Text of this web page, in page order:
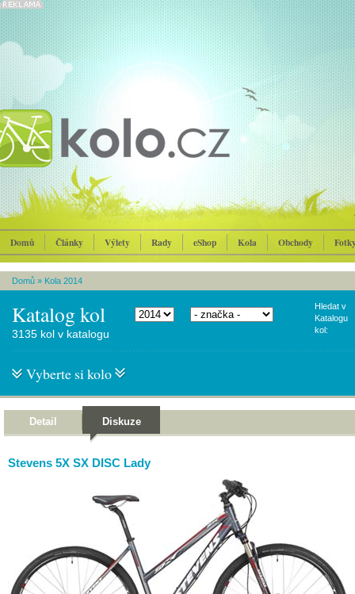
Domů Články Výlety Rady eShop Kola Obchody
Domů » Kola 2014
Katalog kol
Hledat v
Katalogu
kol:
3135 kol v katalogu
Vyberte si kolo
Detail Diskuze
Stevens 5X SX DISC Lady